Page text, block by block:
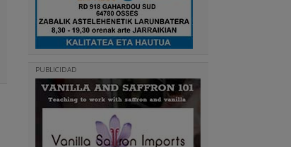
PUBLICIDAD